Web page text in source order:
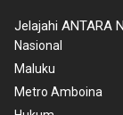
Jelajahi ANTARA
Nasional
Maluku
Metro Amboina